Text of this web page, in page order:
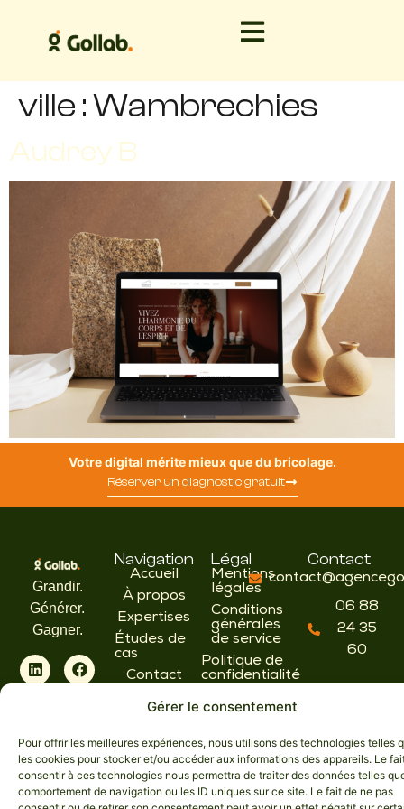
Gérer le consentement
Pour offrir les meilleures expériences, nous utilisons des technologies telles
les cookies pour stocker et/ou accéder aux informations des appareils. Le
consentir à ces technologies nous permettra de traiter des données telles
comportement de navigation ou les ID uniques sur ce site. Le fait de ne pas
ville :Wambrechies
Audrey B
Votre digital mérite mieux que du bricolage.
Réserver un diagnostic gratuit
Grandir.
Générer.
Gagner.
Navigation
Accueil
À propos
Expertises
Études de
cas
Contact
Légal
Mentions
légales
Conditions
générales
de service
Politique de
confidentialité
Politique
de cookies
Contact
06 88
24 35
60
© 2026 Agence Gollab. Tous droits réservés.